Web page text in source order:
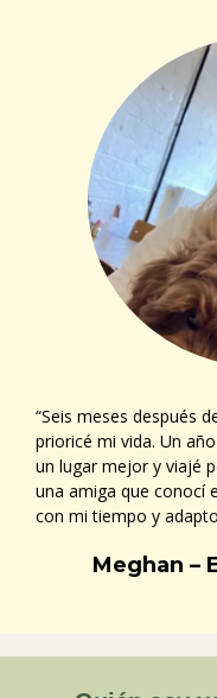
“Seis meses después
prioricé mi vida. Un
un lugar mejor y viajé
una amiga que conocí
con mi tiempo y
Meghan –